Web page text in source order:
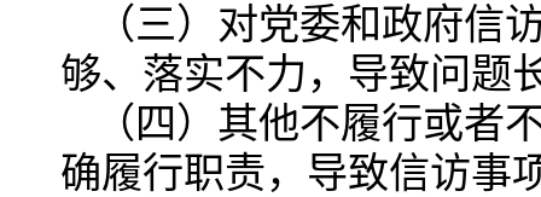
（三）对党委和政府信
够、落实不力，导致问题
（四）其他不履行或者
确履行职责，导致信访事